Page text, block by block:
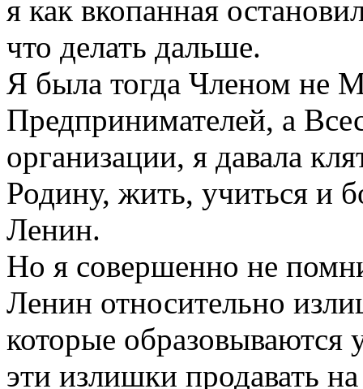
я как вкопанная
что делать дальше.
Я была тогда Членом не
Предпринимателей, а
организации, я давала
Родину, жить, учиться и
Ленин.
Но я совершенно не
Ленин относительно
которые
эти излишки продавать